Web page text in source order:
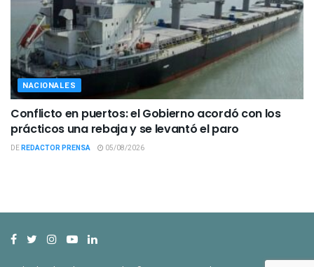
NACIONALES
Conflicto en puertos: el Gobierno acordó con los
prácticos una rebaja y se levantó el paro
DEREDACTOR PRENSA 05/08/2026